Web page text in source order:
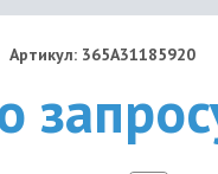
Артикул: 365A31185920